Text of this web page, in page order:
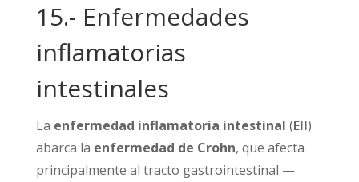
15.- Enfermedades
inflamatorias
intestinales
La enfermedad inflamatoria intestinal (EII)
abarca la enfermedad de Crohn, que afecta
principalmente al tracto gastrointestinal —